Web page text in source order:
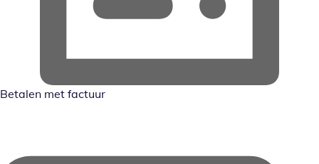
Betalen met factuur